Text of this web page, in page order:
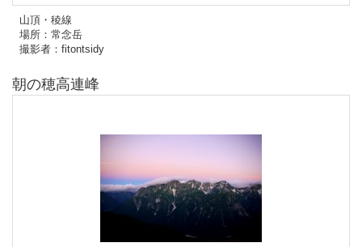
山頂・稜線
場所：常念岳
撮影者：fitontsidy
朝の穂高連峰